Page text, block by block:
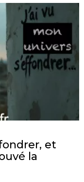
et
la